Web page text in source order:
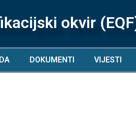
okvir
DOKUMENTI VIJESTI